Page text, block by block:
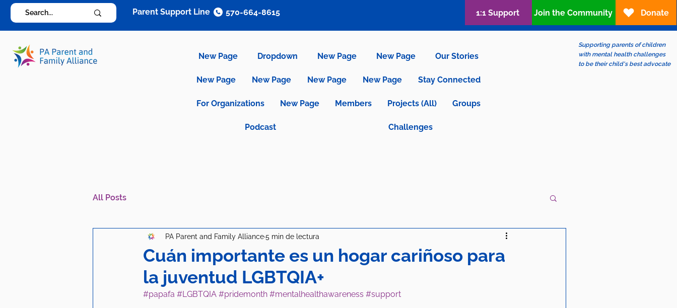
New Page Dropdown New Page New Page Our Stories
New Page New Page New Page New Page Stay Connected
For Organizations New Page Members Projects (All) Groups
Podcast Challenges
Supporting parents of children
with mental health challenges
to be their child's best advocate
Parent Support Line 570-664-8615 1:1 Support Join the Community Donate
All Posts
Cuán importante es un hogar cariñoso para
la juventud LGBTQIA+
PA Parent and Family Alliance5 min de lectura
#papafa #LGBTQIA #pridemonth #mentalhealthawareness #support